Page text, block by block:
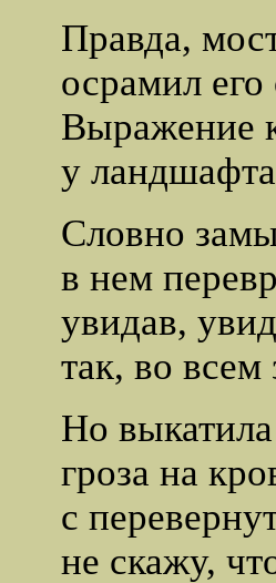
Правда,
осрамил
Выражение
у
Словно
в нем
увидав,
так, во всем
Но
гроза на
с
не скажу,